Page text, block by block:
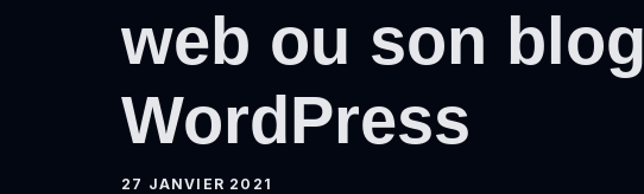
web ou son blog
WordPress
27 JANVIER 2021